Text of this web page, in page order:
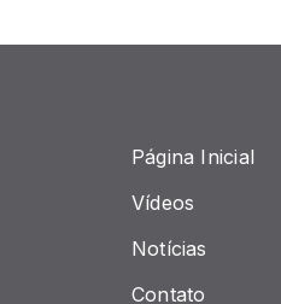
Página Inicial
Vídeos
Notícias
Contato